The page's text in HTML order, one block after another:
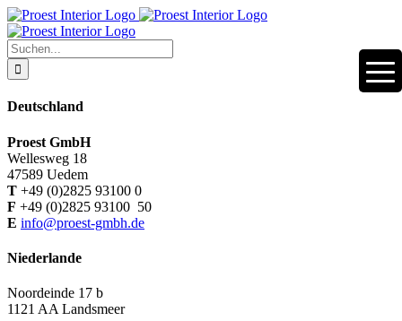
Zum
Inhalt
springen
Suche
nach:
Deutschland
Proest GmbH
Wellesweg 18
47589 Uedem
T +49 (0)2825 93100 0
F +49 (0)2825 93100 50
E info@proest-gmbh.de
Niederlande
Noordeinde 17 b
1121 AA Landsmeer